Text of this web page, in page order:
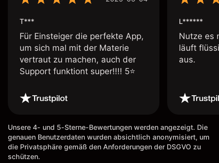
T***
Für Einsteiger die perfekte App,
um sich mal mit der Materie
vertraut zu machen, auch der
Support funktiont super!!!! 5⭐️
L******
Nutze es
läuft
aus.
Unsere 4- und 5-Sterne-Bewertungen werden angezeigt. Die
genauen Benutzerdaten wurden absichtlich anonymisiert, um
die Privatsphäre gemäß den Anforderungen der DSGVO zu
schützen.